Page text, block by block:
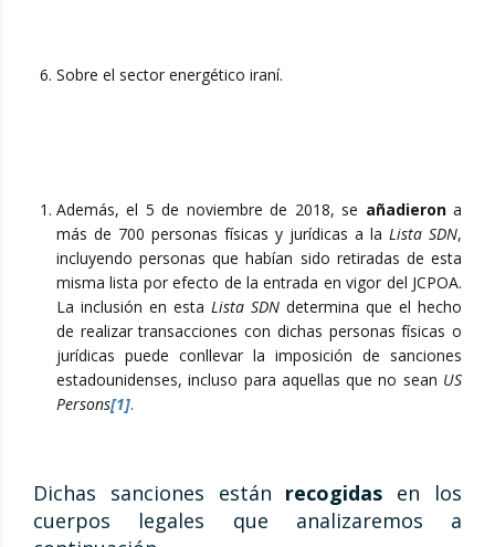
Sobre el sector energético iraní.
Además, el 5 de noviembre de 2018, se añadierona
más de 700 personas físicas y jurídicas a la Lista SDN,
incluyendo personas que habían sido retiradas de esta
misma lista por efecto de la entrada en vigor del JCPOA.
La inclusión en esta Lista SDN determina que el hecho
de realizar transacciones con dichas personas físicas o
jurídicas puede conllevar la imposición de sanciones
estadounidenses, incluso para aquellas que no sean US
Persons[1].
Dichas sanciones están recogidas en los
cuerpos legales que analizaremos a